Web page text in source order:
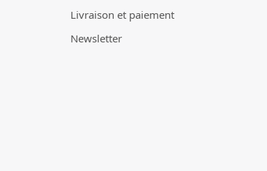
Livraison et paiement
Newsletter